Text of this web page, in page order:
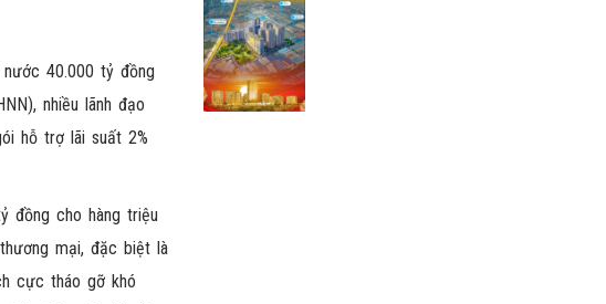
40.000 tỷ đồng
nhiều lãnh đạo
hỗ trợ lãi suất 2%
đồng cho hàng triệu
mại, đặc biệt là
cực tháo gỡ khó